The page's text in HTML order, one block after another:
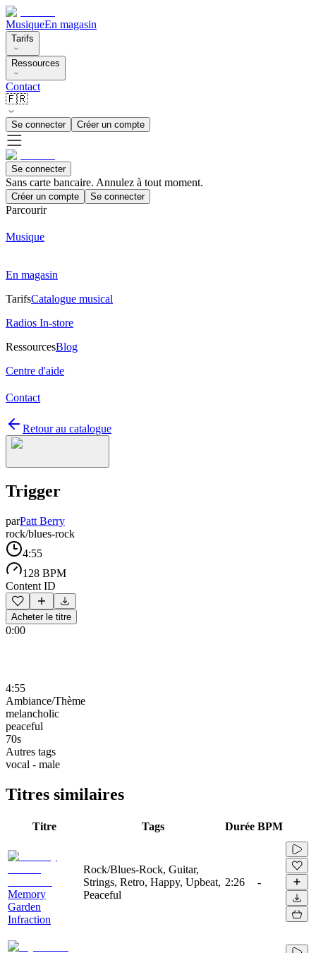
MusiqueEn magasin
Tarifs
Ressources
Contact
🇫🇷
Se connecter Créer un compte
Se connecter
Sans carte bancaire. Annulez à tout moment.
Créer un compte Se connecter
Parcourir
Musique
En magasin
TarifsCatalogue musical
Radios In-store
RessourcesBlog
Centre d'aide
Contact
Retour au catalogue
Trigger
parPatt Berry
rock/blues-rock
4:55
128 BPM
Content ID
Acheter le titre
0:00
4:55
Ambiance/Thème
melancholic
peaceful
70s
Autres tags
vocal - male
Titres similaires
Titre Tags Durée BPM
Memory
Garden
Infraction
Rock/Blues-Rock, Guitar,
Strings, Retro, Happy, Upbeat,
Peaceful
2:26 -